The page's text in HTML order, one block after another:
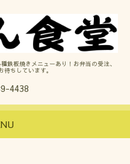
鉄板焼きメニューあり！お弁当の受注、
ちしています。
4438